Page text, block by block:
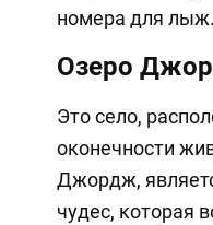
номера для лыж.
Озеро
Это село,
оконечности
Джордж,
чудес, которая